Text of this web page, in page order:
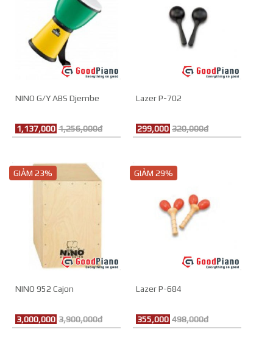
NINO G/Y ABS Djembe
1,137,000 1,256,000đ
Lazer P-702
299,000 320,000đ
GIẢM 23%
NINO 952 Cajon
3,000,000 3,900,000đ
GIẢM 29%
Lazer P-684
355,000 498,000đ